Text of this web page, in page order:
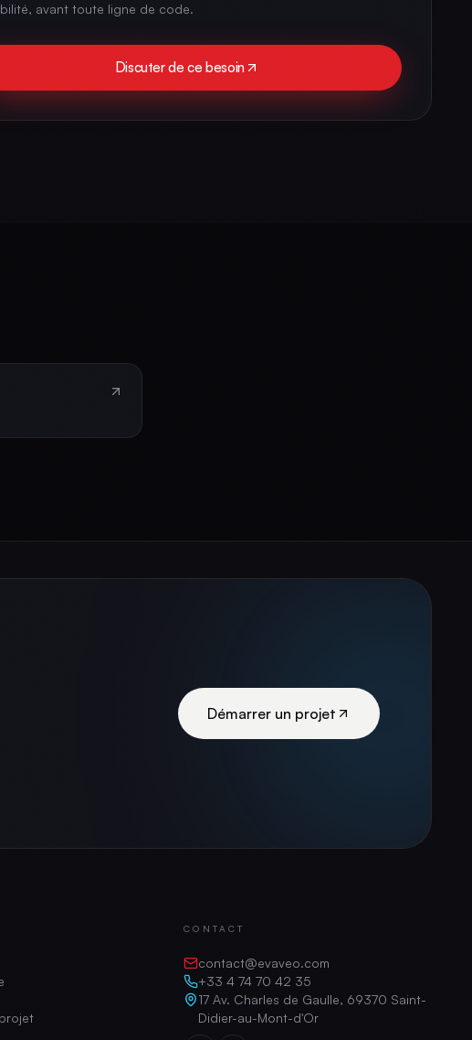
avant toute ligne de code.
Discuter de ce besoin
Démarrer un projet
CONTACT
contact@evaveo.com
+33 4 74 70 42 35
17 Av. Charles de Gaulle, 69370 Saint-
Didier-au-Mont-d'Or